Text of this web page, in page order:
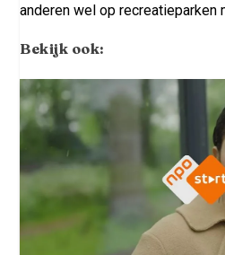
anderen wel op recreatieparken
Bekijk ook: